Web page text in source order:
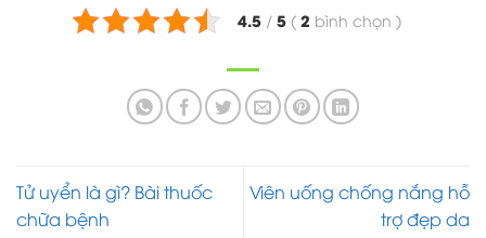
4.5 / 5 ( 2 bình chọn )
Tử uyển là gì? Bài thuốc
chữa bệnh
Viên uống chống nắng hỗ
trợ đẹp da